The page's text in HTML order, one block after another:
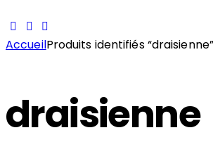
AccueilProduits identifiés “draisienne”
draisienne